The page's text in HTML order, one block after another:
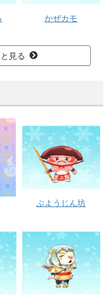
かぜカモ
見る
ぶようじん坊